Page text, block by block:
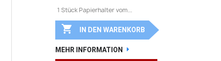
1 Stück Papierhalter vom...
 IN DEN WARENKORB
MEHR INFORMATION